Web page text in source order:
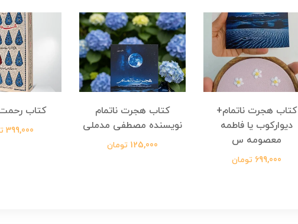
کتاب هجرت ناتمام+
دیوارکوب یا فاطمه
معصومه س
699,000 تومان
کتاب هجرت ناتمام
نویسنده مصطفی مدملی
125,000 تومان
کتاب
399,000 تومان